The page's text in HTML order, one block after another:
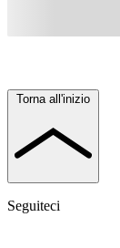
Torna all'inizio
Seguiteci